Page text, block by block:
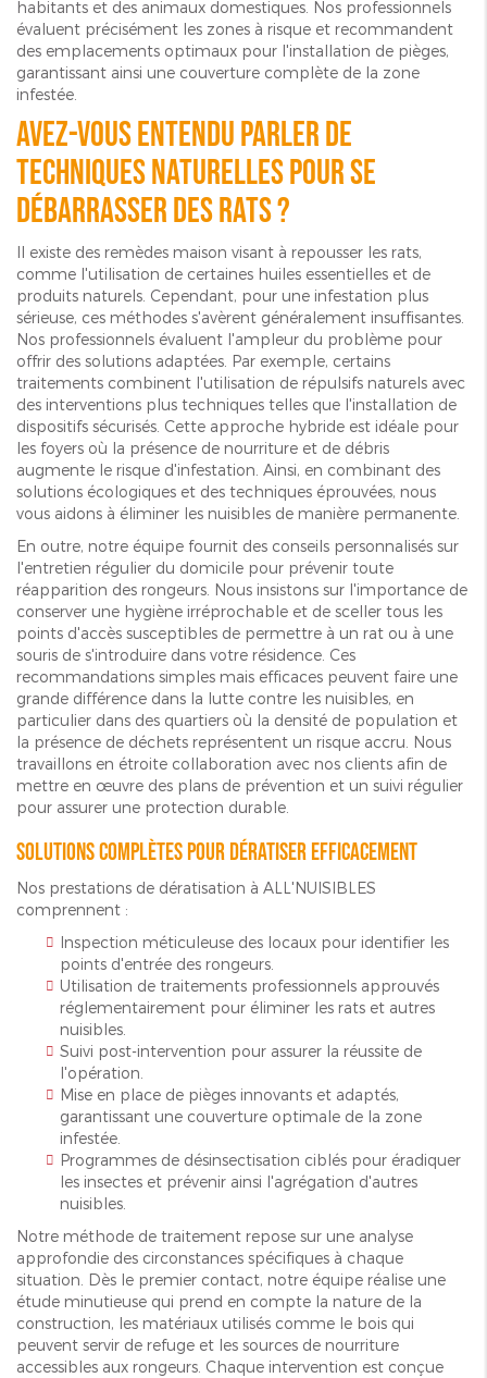
habitants et des animaux domestiques. Nos professionnels
évaluent précisément les zones à risque et recommandent
des emplacements optimaux pour l'installation de pièges,
garantissant ainsi une couverture complète de la zone
infestée.
Avez-vous entendu parler de
techniques naturelles pour se
débarrasser des rats ?
Il existe des remèdes maison visant à repousser les rats,
comme l'utilisation de certaines huiles essentielles et de
produits naturels. Cependant, pour une infestation plus
sérieuse, ces méthodes s'avèrent généralement insuffisantes.
Nos professionnels évaluent l'ampleur du problème pour
offrir des solutions adaptées. Par exemple, certains
traitements combinent l'utilisation de répulsifs naturels avec
des interventions plus techniques telles que l'installation de
dispositifs sécurisés. Cette approche hybride est idéale pour
les foyers où la présence de nourriture et de débris
augmente le risque d'infestation. Ainsi, en combinant des
solutions écologiques et des techniques éprouvées, nous
vous aidons à éliminer les nuisibles de manière permanente.
En outre, notre équipe fournit des conseils personnalisés sur
l'entretien régulier du domicile pour prévenir toute
réapparition des rongeurs. Nous insistons sur l'importance de
conserver une hygiène irréprochable et de sceller tous les
points d'accès susceptibles de permettre à un rat ou à une
souris de s'introduire dans votre résidence. Ces
recommandations simples mais efficaces peuvent faire une
grande différence dans la lutte contre les nuisibles, en
particulier dans des quartiers où la densité de population et
la présence de déchets représentent un risque accru. Nous
travaillons en étroite collaboration avec nos clients afin de
mettre en œuvre des plans de prévention et un suivi régulier
pour assurer une protection durable.
Solutions complètes pour dératiser efficacement
Nos prestations de dératisation à ALL'NUISIBLES
comprennent :
Inspection méticuleuse des locaux pour identifier les
points d'entrée des rongeurs.
Utilisation de traitements professionnels approuvés
réglementairement pour éliminer les rats et autres
nuisibles.
Suivi post-intervention pour assurer la réussite de
l'opération.
Mise en place de pièges innovants et adaptés,
garantissant une couverture optimale de la zone
infestée.
Programmes de désinsectisation ciblés pour éradiquer
les insectes et prévenir ainsi l'agrégation d'autres
nuisibles.
Notre méthode de traitement repose sur une analyse
approfondie des circonstances spécifiques à chaque
situation. Dès le premier contact, notre équipe réalise une
étude minutieuse qui prend en compte la nature de la
construction, les matériaux utilisés comme le bois qui
peuvent servir de refuge et les sources de nourriture
accessibles aux rongeurs. Chaque intervention est conçue